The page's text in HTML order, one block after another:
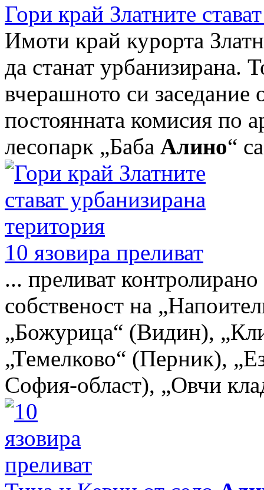
Гори край Златните
Имоти край курорта
да станат урбанизирана.
вчерашното си
постоянната комисия по
лесопарк „Баба Алино“
10 язовира преливат
... преливат
собственост на
„Божурица“ (Видин),
„Темелково“ (Перник),
София-област), „Овчи